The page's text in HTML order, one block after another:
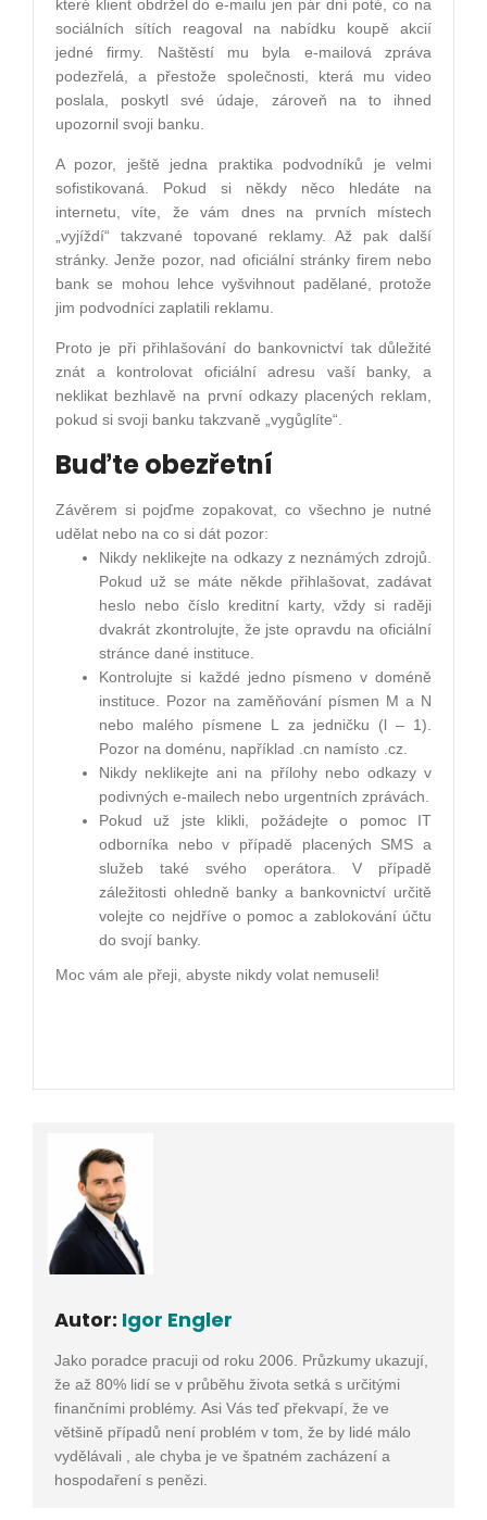
které klient obdržel do e-mailu jen pár dní poté, co na
sociálních sítích reagoval na nabídku koupě akcií
jedné firmy. Naštěstí mu byla e-mailová zpráva
podezřelá, a přestože společnosti, která mu video
poslala, poskytl své údaje, zároveň na to ihned
upozornil svoji banku.
A pozor, ještě jedna praktika podvodníků je velmi
sofistikovaná. Pokud si někdy něco hledáte na
internetu, víte, že vám dnes na prvních místech
„vyjíždí“ takzvané topované reklamy. Až pak další
stránky. Jenže pozor, nad oficiální stránky firem nebo
bank se mohou lehce vyšvihnout padělané, protože
jim podvodníci zaplatili reklamu.
Proto je při přihlašování do bankovnictví tak důležité
znát a kontrolovat oficiální adresu vaší banky, a
neklikat bezhlavě na první odkazy placených reklam,
pokud si svoji banku takzvaně „vygůglíte“.
Buďte obezřetní
Závěrem si pojďme zopakovat, co všechno je nutné
udělat nebo na co si dát pozor:
Nikdy neklikejte na odkazy z neznámých zdrojů.
Pokud už se máte někde přihlašovat, zadávat
heslo nebo číslo kreditní karty, vždy si raději
dvakrát zkontrolujte, že jste opravdu na oficiální
stránce dané instituce.
Kontrolujte si každé jedno písmeno v doméně
instituce. Pozor na zaměňování písmen M a N
nebo malého písmene L za jedničku (l – 1).
Pozor na doménu, například .cn namísto .cz.
Nikdy neklikejte ani na přílohy nebo odkazy v
podivných e-mailech nebo urgentních zprávách.
Pokud už jste klikli, požádejte o pomoc IT
odborníka nebo v případě placených SMS a
služeb také svého operátora. V případě
záležitosti ohledně banky a bankovnictví určitě
volejte co nejdříve o pomoc a zablokování účtu
do svojí banky.
Moc vám ale přeji, abyste nikdy volat nemuseli!
Autor: Igor Engler
Jako poradce pracuji od roku 2006. Průzkumy ukazují,
že až 80% lidí se v průběhu života setká s určitými
finančními problémy. Asi Vás teď překvapí, že ve
většině případů není problém v tom, že by lidé málo
vydělávali , ale chyba je ve špatném zacházení a
hospodaření s penězi.